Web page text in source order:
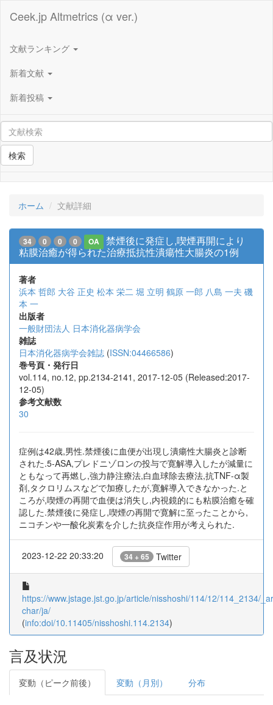
Ceek.jp Altmetrics (α ver.)
文献ランキング
新着文献
新着投稿
検索
ホーム 文献詳細
34 0 0 0 OA
禁煙後に発症し,喫煙再開により
粘膜治癒が得られた治療抵抗性潰瘍性大腸炎の1例
著者
浜本 哲郎 大谷 正史 松本 栄二 堀 立明 鶴原 一郎 八島 一夫 磯
本 一
出版者
一般財団法人 日本消化器病学会
雑誌
日本消化器病学会雑誌 (ISSN:04466586)
巻号頁・発行日
vol.114, no.12, pp.2134-2141, 2017-12-05 (Released:2017-
12-05)
参考文献数
30
症例は42歳,男性.禁煙後に血便が出現し潰瘍性大腸炎と診断
された.5-ASA,プレドニゾロンの投与で寛解導入したが減量に
ともなって再燃し,強力静注療法,白血球除去療法,抗TNF-α製
剤,タクロリムスなどで加療したが,寛解導入できなかった.と
ころが,喫煙の再開で血便は消失し,内視鏡的にも粘膜治癒を確
認した.禁煙後に発症し,喫煙の再開で寛解に至ったことから,
ニコチンや一酸化炭素を介した抗炎症作用が考えられた.
2023-12-22 20:33:20 34 + 65 Twitter
https://www.jstage.jst.go.jp/article/nisshoshi/114/12/114_2134/
char/ja/
(info:doi/10.11405/nisshoshi.114.2134)
言及状況
変動（ピーク前後） 変動（月別） 分布